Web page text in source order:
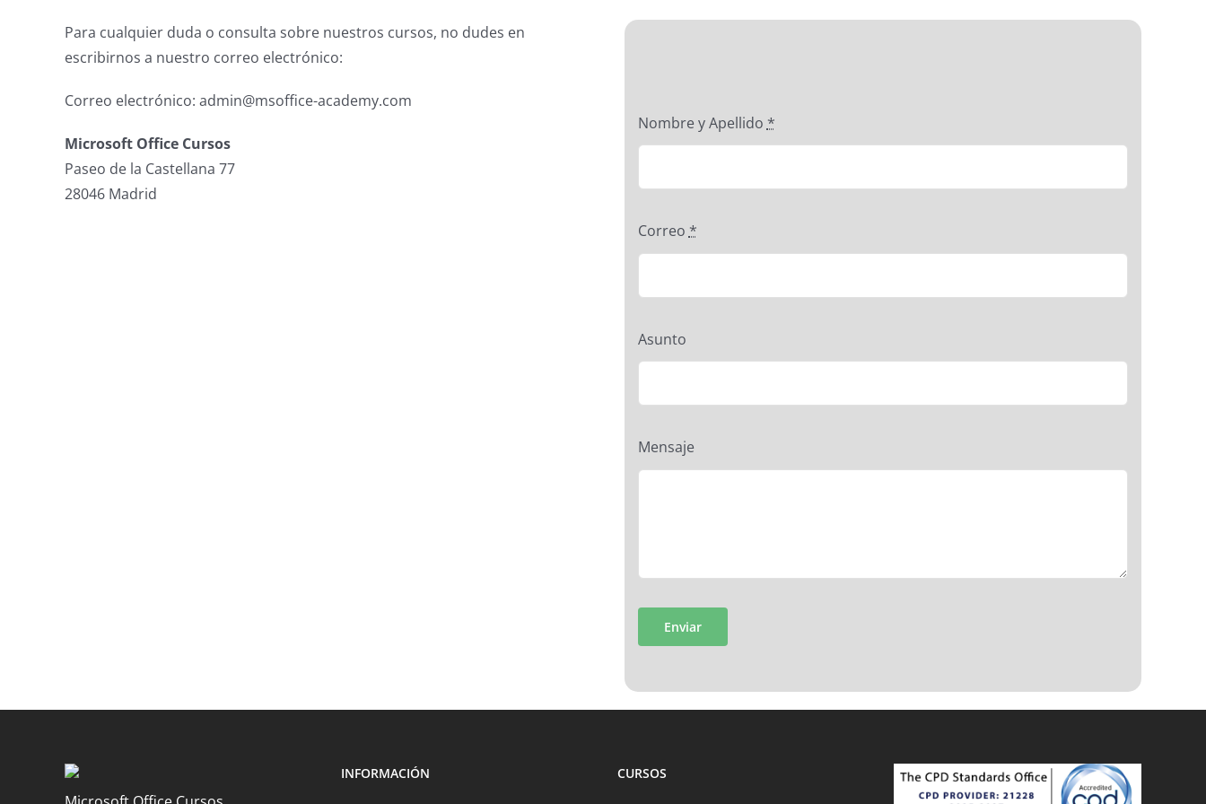
Para cualquier duda o consulta sobre nuestros cursos, no dudes en
escribirnos a nuestro correo electrónico:
Correo electrónico: admin@msoffice-academy.com
Microsoft Office Cursos
Paseo de la Castellana 77
28046 Madrid
Nombre y Apellido *
Correo *
Asunto
Mensaje
Enviar
INFORMACIÓN CURSOS